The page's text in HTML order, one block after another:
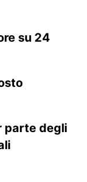
su 24
parte degli